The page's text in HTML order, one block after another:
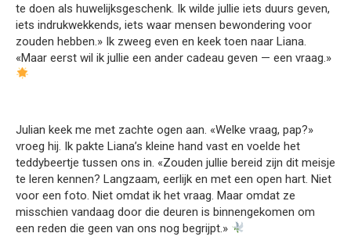
te doen als huwelijksgeschenk. Ik wilde jullie iets duurs geven,
iets indrukwekkends, iets waar mensen bewondering voor
zouden hebben.» Ik zweeg even en keek toen naar Liana.
«Maar eerst wil ik jullie een ander cadeau geven — een vraag.»
Julian keek me met zachte ogen aan. «Welke vraag, pap?»
vroeg hij. Ik pakte Liana’s kleine hand vast en voelde het
teddybeertje tussen ons in. «Zouden jullie bereid zijn dit meisje
te leren kennen? Langzaam, eerlijk en met een open hart. Niet
voor een foto. Niet omdat ik het vraag. Maar omdat ze
misschien vandaag door die deuren is binnengekomen om
een reden die geen van ons nog begrijpt.»